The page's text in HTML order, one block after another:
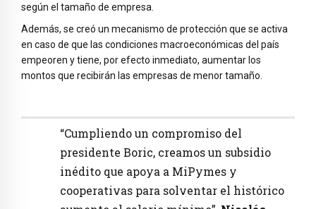
según el tamaño de empresa.
Además, se creó un mecanismo de protección que se activa
en caso de que las condiciones macroeconómicas del país
empeoren y tiene, por efecto inmediato, aumentar los
montos que recibirán las empresas de menor tamaño.
“Cumpliendo un compromiso del
presidente Boric, creamos un subsidio
inédito que apoya a MiPymes y
cooperativas para solventar el histórico